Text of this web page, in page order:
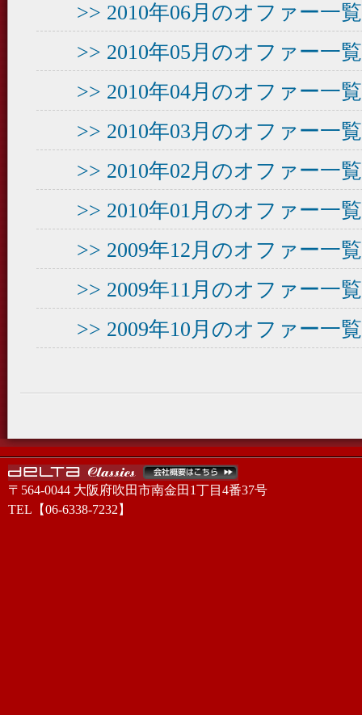
>> 2010年06月のオファー一
>> 2010年05月のオファー一
>> 2010年04月のオファー一
>> 2010年03月のオファー一
>> 2010年02月のオファー一
>> 2010年01月のオファー一
>> 2009年12月のオファー一
>> 2009年11月のオファー一
>> 2009年10月のオファー一
〒564-0044 大阪府吹田市南金田1丁目4番37号
TEL【06-6338-7232】